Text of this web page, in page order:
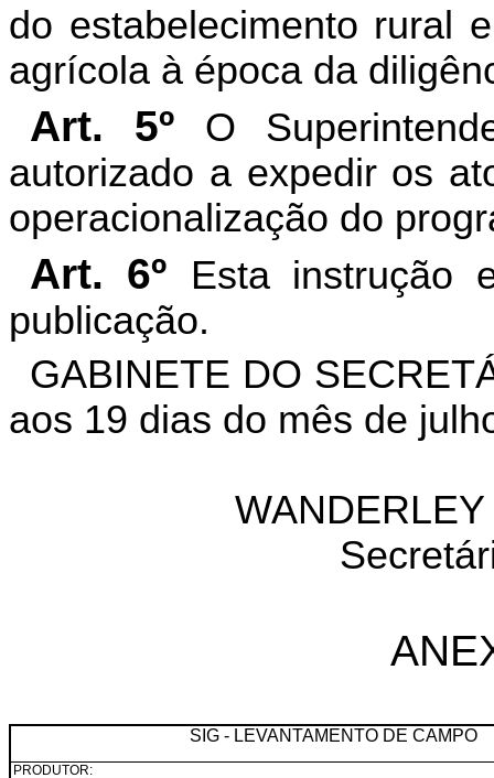
do estabelecimento rural
agrícola à época da
Art. 5º O
autorizado a expedir os
operacionalização do
Art. 6º
Esta instrução
publicação.
GABINETE DO
aos 19 dias do mês de
SIG - LEVANTAMENTO DE CAMPO
PRODUTOR: